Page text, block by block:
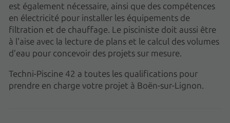
est également nécessaire, ainsi que des compétences
en électricité pour installer les équipements de
filtration et de chauffage. Le pisciniste doit aussi être
à l'aise avec la lecture de plans et le calcul des volumes
d’eau pour concevoir des projets sur mesure.
Techni-Piscine 42 a toutes les qualifications pour
prendre en charge votre projet à Boën-sur-Lignon.